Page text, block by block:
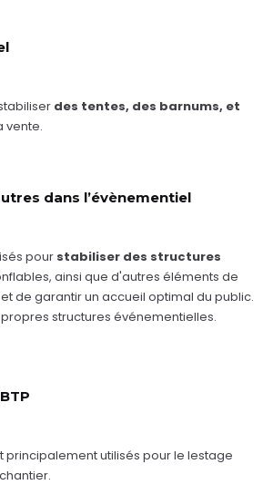
des tentes, des barnums, et
vente.
dans l’évènementiel
pour stabiliser des structures
ainsi que d'autres éléments de
de garantir un accueil optimal du public.
structures événementielles.
principalement utilisés pour le lestage